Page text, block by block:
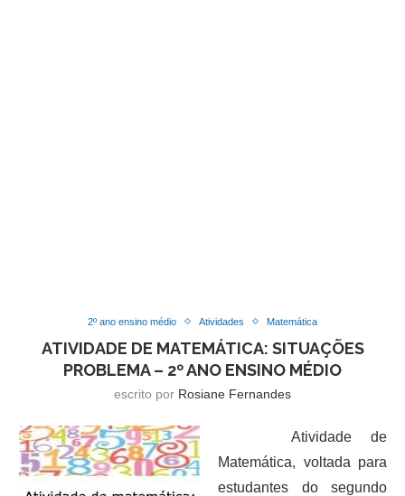
2º ano ensino médio Atividades Matemática
ATIVIDADE DE MATEMÁTICA: SITUAÇÕES
PROBLEMA – 2º ANO ENSINO MÉDIO
escrito por Rosiane Fernandes
Atividade de
Matemática, voltada para
estudantes do segundo